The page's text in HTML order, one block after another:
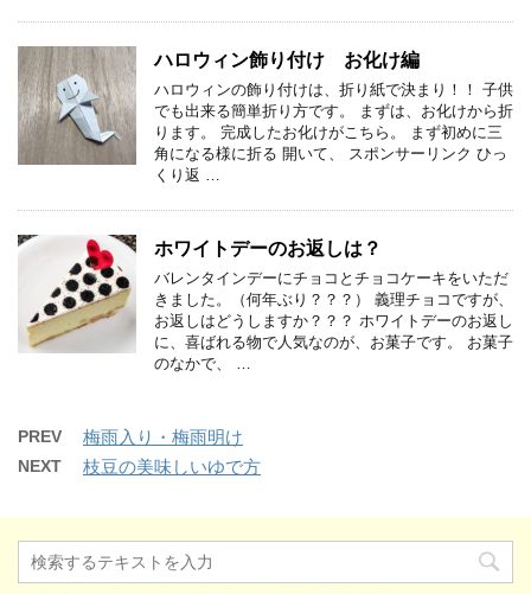
ハロウィン飾り付け お化け編
ハロウィンの飾り付けは、折り紙で決まり！！ 子供
でも出来る簡単折り方です。 まずは、お化けから折
ります。 完成したお化けがこちら。 まず初めに三
角になる様に折る 開いて、 スポンサーリンク ひっ
くり返 …
ホワイトデーのお返しは？
バレンタインデーにチョコとチョコケーキをいただ
きました。（何年ぶり？？？） 義理チョコですが、
お返しはどうしますか？？？ ホワイトデーのお返し
に、喜ばれる物で人気なのが、お菓子です。 お菓子
のなかで、 …
PREV 梅雨入り・梅雨明け
NEXT 枝豆の美味しいゆで方